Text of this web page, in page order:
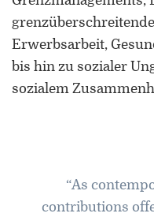
Erwerbsarbeit,
bis hin zu sozialer
sozialem
“As
contributions